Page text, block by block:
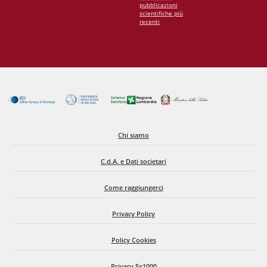
pubblicazioni
scientifiche più
recenti
Chi siamo
C.d.A. e Dati societari
Come raggiungerci
Privacy Policy
Policy Cookies